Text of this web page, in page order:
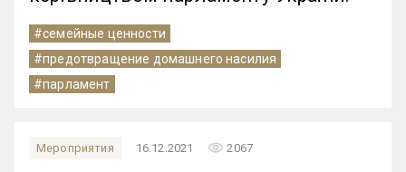
#семейные ценности
#предотвращение домашнего насилия
#парламент
Мероприятия 16.12.2021 remove_red_eye 2067